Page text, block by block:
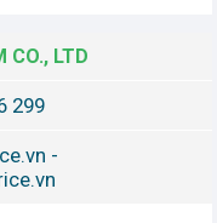
CO., LTD
299
-